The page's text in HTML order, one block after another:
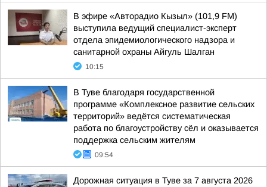
В эфире «Авторадио Кызыл» (101,9 FM)
выступила ведущий специалист-эксперт
отдела эпидемиологического надзора и
санитарной охраны Айгуль Шалган
10:15
В Туве благодаря государственной
программе «Комплексное развитие сельских
территорий» ведётся систематическая
работа по благоустройству сёл и оказывается
поддержка сельским жителям
09:54
Дорожная ситуация в Туве за 7 августа 2026